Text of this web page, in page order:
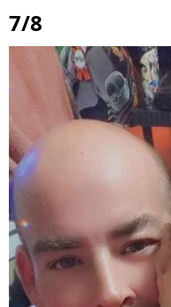
7/8